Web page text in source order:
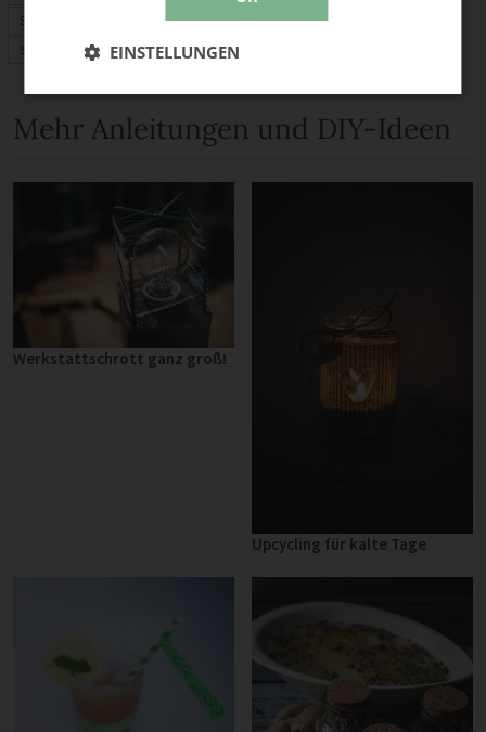
Stoffrechner
Stofflexikon
Mehr Anleitungen und DIY-Ideen
Werkstattschrott ganz groß!
Upcycling für kalte Tage
EINSTELLUNGEN